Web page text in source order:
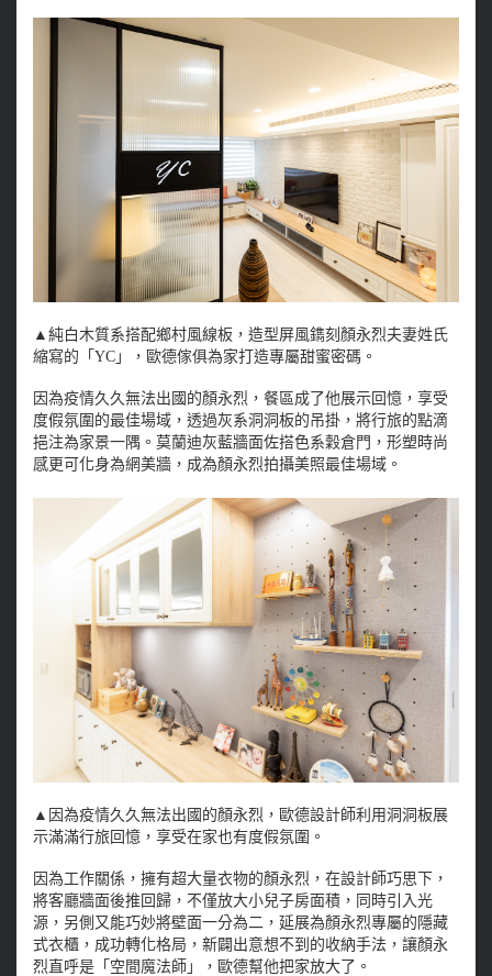
▲純白木質系搭配鄉村風線板，造型屏風鐫刻顏永烈夫妻姓氏
縮寫的「YC」，歐德傢俱為家打造專屬甜蜜密碼。
因為疫情久久無法出國的顏永烈，餐區成了他展示回憶，享受
度假氛圍的最佳場域，透過灰系洞洞板的吊掛，將行旅的點滴
挹注為家景一隅。莫蘭迪灰藍牆面佐搭色系穀倉門，形塑時尚
感更可化身為網美牆，成為顏永烈拍攝美照最佳場域。
▲因為疫情久久無法出國的顏永烈，歐德設計師利用洞洞板展
示滿滿行旅回憶，享受在家也有度假氛圍。
因為工作關係，擁有超大量衣物的顏永烈，在設計師巧思下，
將客廳牆面後推回歸，不僅放大小兒子房面積，同時引入光
源，另側又能巧妙將壁面一分為二，延展為顏永烈專屬的隱藏
式衣櫃，成功轉化格局，新闢出意想不到的收納手法，讓顏永
烈直呼是「空間魔法師」，歐德幫他把家放大了。